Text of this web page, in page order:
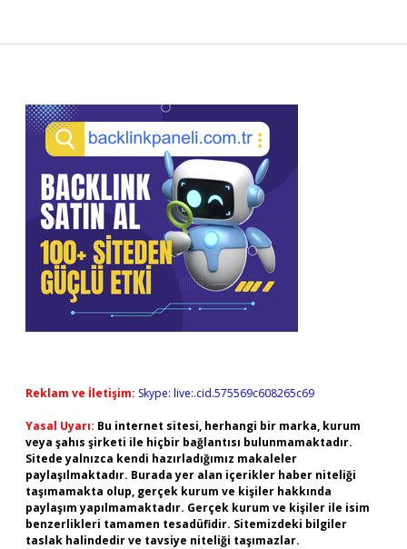
Sidebar
Reklam ve İletişim: Skype: live:.cid.575569c608265c69
Yasal Uyarı: Bu internet sitesi, herhangi bir marka, kurum
veya şahıs şirketi ile hiçbir bağlantısı bulunmamaktadır.
Sitede yalnızca kendi hazırladığımız makaleler
paylaşılmaktadır. Burada yer alan içerikler haber niteliği
taşımamakta olup, gerçek kurum ve kişiler hakkında
paylaşım yapılmamaktadır. Gerçek kurum ve kişiler ile isim
benzerlikleri tamamen tesadüfidir. Sitemizdeki bilgiler
taslak halindedir ve tavsiye niteliği taşımazlar.